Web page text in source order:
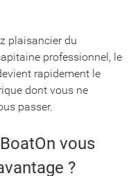
plaisancier du
professionnel, le
rapidement le
dont vous ne
passer.
vous
?